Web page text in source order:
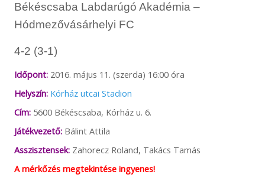
Békéscsaba Labdarúgó Akadémia –
Hódmezővásárhelyi FC
4-2 (3-1)
Időpont:2016. május 11. (szerda) 16:00 óra
Helyszín: Kórház utcai Stadion
Cím:5600 Békéscsaba, Kórház u. 6.
Játékvezető:Bálint Attila
Asszisztensek:Zahorecz Roland, Takács Tamás
A mérkőzés megtekintése ingyenes!